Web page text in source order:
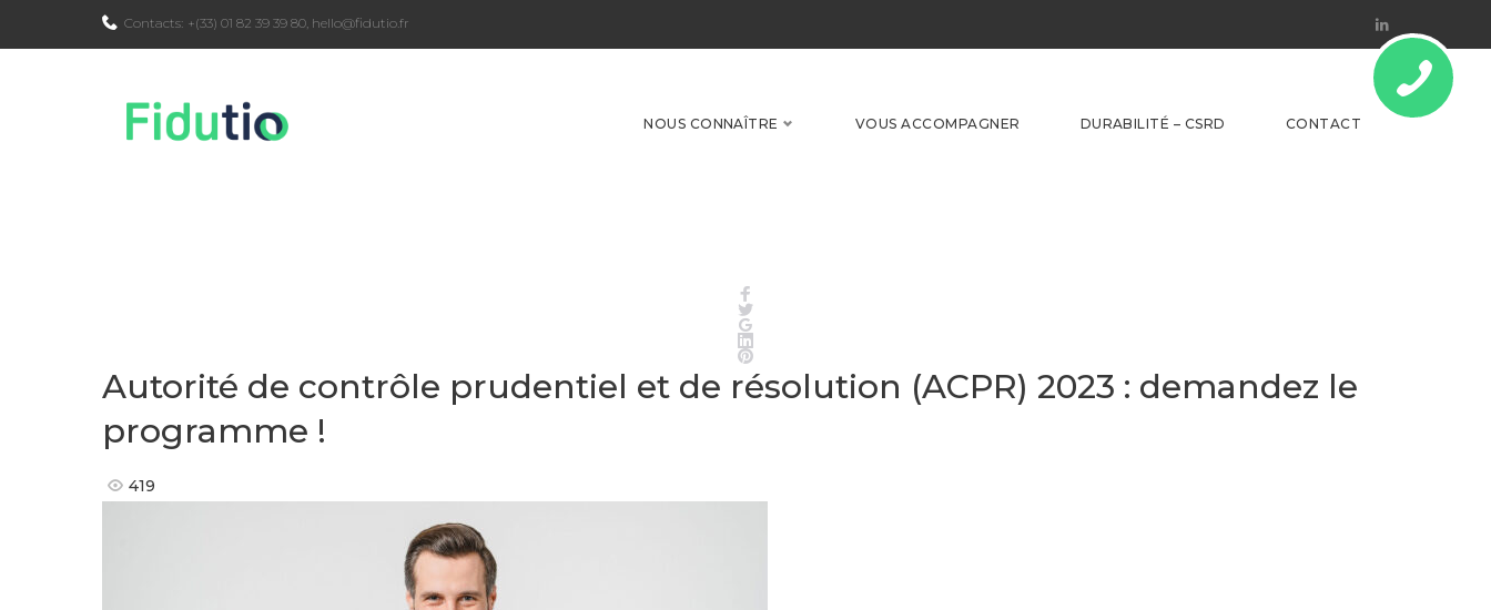
to
Contacts: +(33) 01 82 39 39 80, hello@fidutio.fr
Linkedin
NOUS CONNAÎTRE VOUS ACCOMPAGNER DURABILITÉ – CSRD CONTACT
Twitter
Pinterest
Autorité de contrôle prudentiel et de résolution (ACPR) 2023 : demandez le
programme !
419